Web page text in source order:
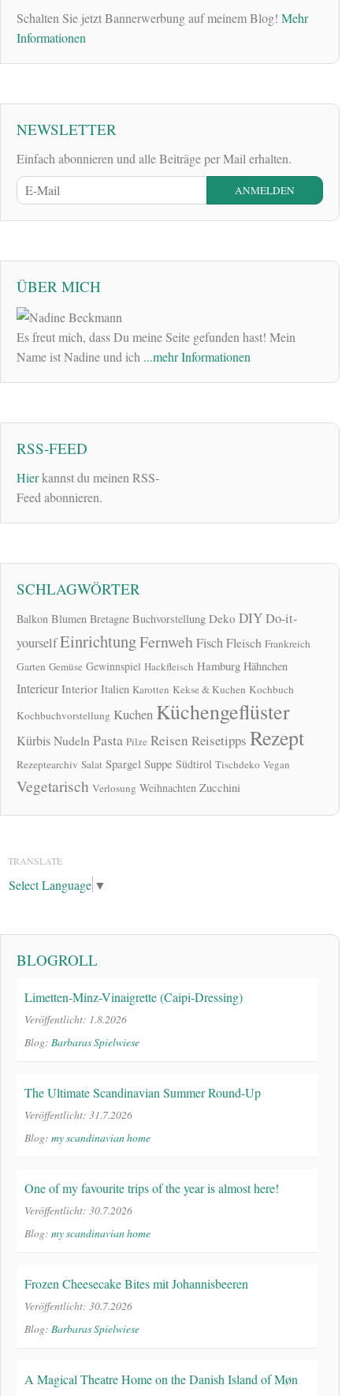
Schalten Sie jetzt Bannerwerbung auf meinem Blog! Mehr
Informationen
NEWSLETTER
Einfach abonnieren und alle Beiträge per Mail erhalten.
ÜBER MICH
Es freut mich, dass Du meine Seite gefunden hast! Mein
Name ist Nadine und ich ...mehr Informationen
RSS-FEED
Hierkannst du meinen RSS-
Feed abonnieren.
SCHLAGWÖRTER
Balkon Blumen Bretagne Buchvorstellung Deko DIYDo-it-
yourselfEinrichtungFernwehFischFleisch Frankreich
Garten Gemüse Gewinnspiel Hackfleisch Hamburg Hähnchen
Interieur Interior Italien Karotten Kekse & Kuchen Kochbuch
Kochbuchvorstellung Kuchen Küchengeflüster
KürbisNudeln Pasta Pilze Reisen Reisetipps Rezept
Rezeptearchiv Salat Spargel Suppe Südtirol Tischdeko Vegan
Vegetarisch Verlosung Weihnachten Zucchini
TRANSLATE
Select Language ▼
BLOGROLL
Limetten-Minz-Vinaigrette (Caipi-Dressing)
Veröffentlicht: 1.8.2026
Blog: Barbaras Spielwiese
The Ultimate Scandinavian Summer Round-Up
Veröffentlicht: 31.7.2026
Blog: my scandinavian home
One of my favourite trips of the year is almost here!
Veröffentlicht: 30.7.2026
Blog: my scandinavian home
Frozen Cheesecake Bites mit Johannisbeeren
Veröffentlicht: 30.7.2026
Blog: Barbaras Spielwiese
A Magical Theatre Home on the Danish Island of Møn